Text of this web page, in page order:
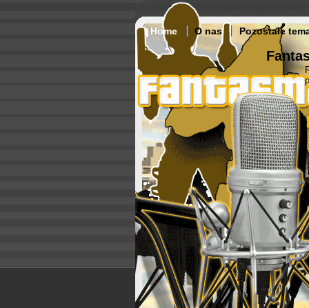
Home O nas Pozostałe